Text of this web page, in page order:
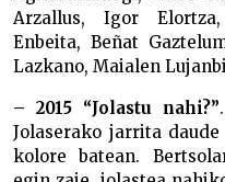
Arzallus, Igor
Enbeita, Beñat
Lazkano, Maialen
– 2015 “Jolastu nahi?”
Jolaserako jarrita
kolore batean.